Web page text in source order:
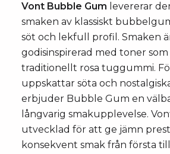
Vont Bubble Gum levererar
smaken av klassiskt
söt och lekfull profil. Smaken
godisinspirerad med toner
traditionellt rosa tuggummi.
uppskattar söta och
erbjuder Bubble Gum en
långvarig smakupplevelse.
utvecklad för att ge jämn
konsekvent smak från första